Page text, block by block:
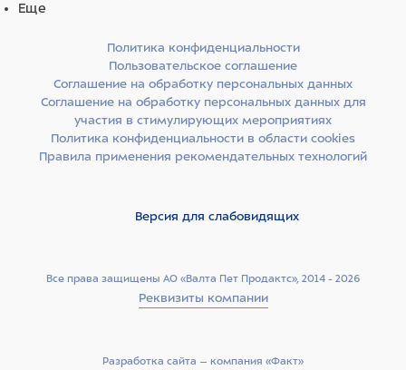
Еще
Все права защищены АО «Валта Пет Продактс», 2014 - 2026
Реквизиты компании
Политика конфиденциальности
Пользовательское соглашение
Соглашение на обработку персональных данных
Соглашение на обработку персональных данных для
участия в стимулирующих мероприятиях
Политика конфиденциальности в области cookies
Правила применения рекомендательных технологий
Версия для слабовидящих
Разработка сайта –­ компания «Факт»